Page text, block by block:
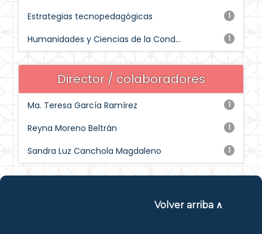
1
Estrategias tecnopedagógicas
1
Humanidades y Ciencias de la Cond...
Director / colaboradores
1
Ma. Teresa García Ramírez
1
Reyna Moreno Beltrán
1
Sandra Luz Canchola Magdaleno
Volver arriba ∧